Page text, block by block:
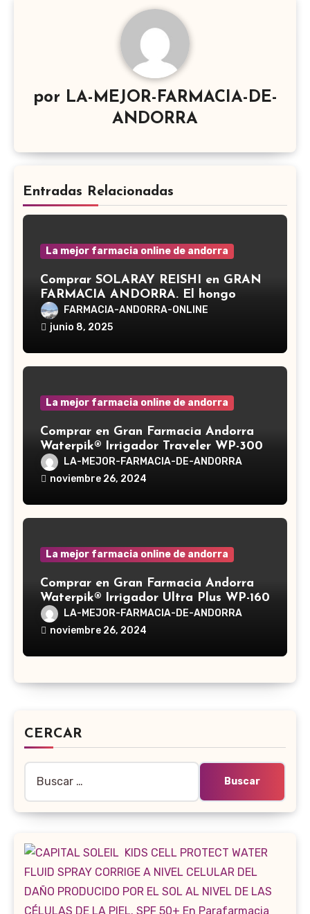
por LA-MEJOR-FARMACIA-DE-
ANDORRA
Entradas Relacionadas
La mejor farmacia online de andorra
Comprar SOLARAY REISHI en GRAN
FARMACIA ANDORRA. El hongo
Reishi, cuyo nombre científico es
Ganoderma lucidum, es un hongo
en la medicina tradicional asiática
FARMACIA-ANDORRA-ONLINE
junio 8, 2025
La mejor farmacia online de andorra
Comprar en Gran Farmacia Andorra
Waterpik® Irrigador Traveler WP-300
LA-MEJOR-FARMACIA-DE-ANDORRA
noviembre 26, 2024
La mejor farmacia online de andorra
Comprar en Gran Farmacia Andorra
Waterpik® Irrigador Ultra Plus WP-160
LA-MEJOR-FARMACIA-DE-ANDORRA
noviembre 26, 2024
CERCAR